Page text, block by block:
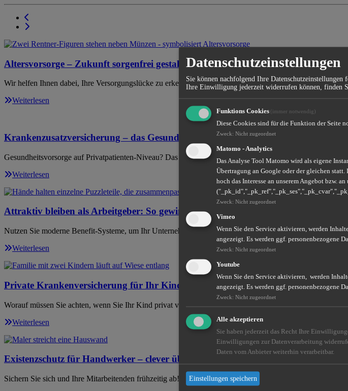
Altersvorsorge – Zukunft sorgenfrei gestalten
Wir helfen Ihnen dabei, Ihre Versorgungslücke zu erkennen und zu schließen.
Weiterlesen
Krankenzusatzversicherung – das GesundheitsPlus
Gesundheitsvorsorge auf Privatpatienten-Niveau? Das geht auch als gesetzlich Versicherter!
Weiterlesen
Attraktiv bleiben als Arbeitgeber: So gewinnen und halten Sie Talente
Nutzen Sie moderne Benefit-Systeme, um Ihr Unternehmen zukunftssicher zu gestalten!
Weiterlesen
Private Krankenversicherung für Ihr Kind
Worauf müssen Sie achten, wenn Sie Ihr Kind privat versichern möchten?
Weiterlesen
Existenzschutz für Handwerker – clever über den Betrieb abgesichert
Sichern Sie sich und Ihre Mitarbeitenden frühzeitig ab!
Datenschutzeinstellungen
Sie können nachfolgend Ihre Datenschutzeinstellungen
Ihre Einwilligung jederzeit widerrufen können, finden
Funktions Cookies (immer notwendig)
Diese Cookies sind für die Funktion der Seite
Zweck: Nicht zugeordnet
Matomo - Analytics
Das Analyse Tool Matomo wird als eigene
Übertragung an Google oder der gleichen
hoch das Interesse an unserem Angebot bzw. an
Zweck: Nicht zugeordnet
Vimeo
Wenn Sie den Service aktivieren, werden
angezeigt. Es werden ggf. personenbezogene
Zweck: Nicht zugeordnet
Youtube
Wenn Sie den Service aktivieren, werden
angezeigt. Es werden ggf. personenbezogene
Zweck: Nicht zugeordnet
Alle akzeptieren
Sie haben jederzeit das Recht Ihre
Einwilligungen zur Datenverarbeitung
Daten vom Anbieter weiterhin verarbeitbar.
Einstellungen speichern